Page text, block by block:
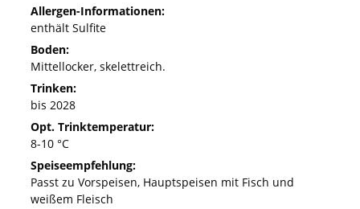
Allergen-Informationen:
enthält Sulfite
Boden:
Mittellocker, skelettreich.
Trinken:
bis 2028
Opt. Trinktemperatur:
8-10 °C
Speiseempfehlung:
Passt zu Vorspeisen, Hauptspeisen mit Fisch und
weißem Fleisch